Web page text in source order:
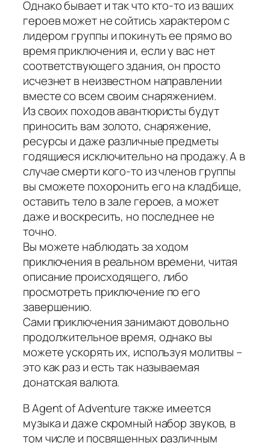
Однако бывает и так что кто-то из ваших
героев может не сойтись характером с
лидером группы и покинуть ее прямо во
время приключения и, если у вас нет
соответствующего здания, он просто
исчезнет в неизвестном направлении
вместе со всем своим снаряжением.
Из своих походов авантюристы будут
приносить вам золото, снаряжение,
ресурсы и даже различные предметы
годящиеся исключительно на продажу. А в
случае смерти кого-то из членов группы
вы сможете похоронить его на кладбище,
оставить тело в зале героев, а может
даже и воскресить, но последнее не
точно.
Вы можете наблюдать за ходом
приключения в реальном времени, читая
описание происходящего, либо
просмотреть приключение по его
завершению.
Сами приключения занимают довольно
продолжительное время, однако вы
можете ускорять их, используя молитвы –
это как раз и есть так называемая
донатская валюта.
В Agent of Adventure также имеется
музыка и даже скромный набор звуков, в
том числе и посвященных различным